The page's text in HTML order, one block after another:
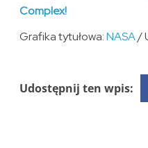
Complex!
Grafika tytułowa:NASA/
Udostępnij ten wpis: